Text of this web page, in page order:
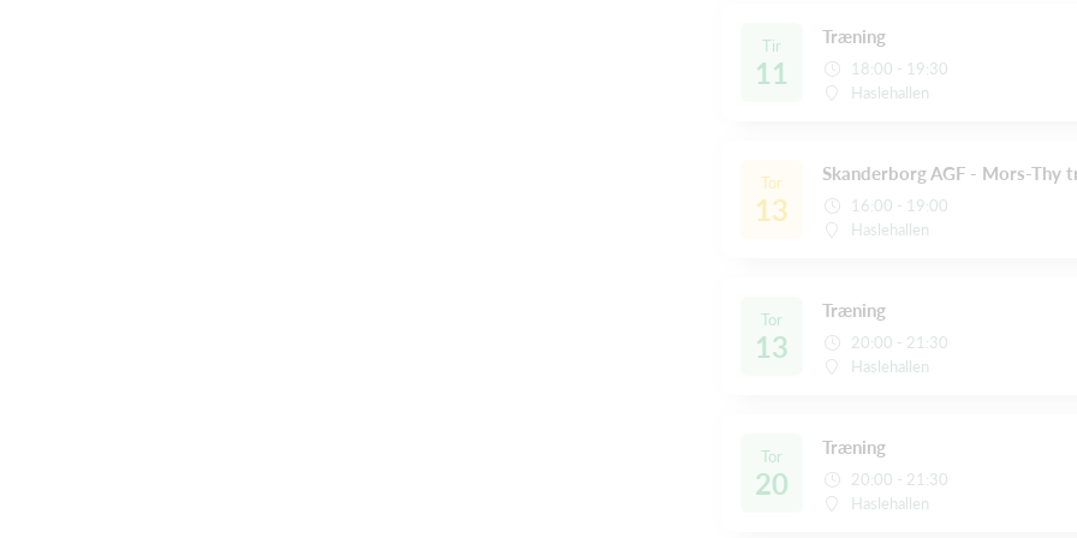
Tir
11
Træning
18:00 - 19:30
Haslehallen
Tor
13
Skanderborg AGF - Mors-Thy
16:00 - 19:00
Haslehallen
Tor
13
Træning
20:00 - 21:30
Haslehallen
Tor
20
Træning
20:00 - 21:30
Haslehallen